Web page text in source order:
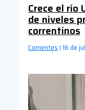
Crece el río
de niveles
correntinos
Corrientes | 16 de